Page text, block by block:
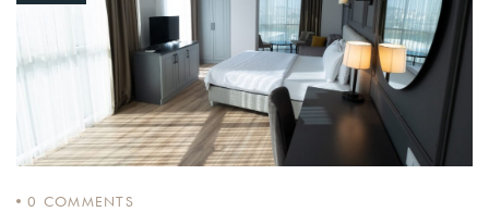
0 COMMENTS